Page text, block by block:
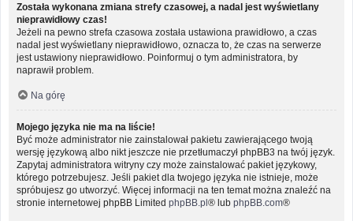
Została wykonana zmiana strefy czasowej, a nadal jest wyświetlany
nieprawidłowy czas!
Jeżeli na pewno strefa czasowa została ustawiona prawidłowo, a czas
nadal jest wyświetlany nieprawidłowo, oznacza to, że czas na serwerze
jest ustawiony nieprawidłowo. Poinformuj o tym administratora, by
naprawił problem.
Na górę
Mojego języka nie ma na liście!
Być może administrator nie zainstalował pakietu zawierającego twoją
wersję językową albo nikt jeszcze nie przetłumaczył phpBB3 na twój język.
Zapytaj administratora witryny czy może zainstalować pakiet językowy,
którego potrzebujesz. Jeśli pakiet dla twojego języka nie istnieje, może
spróbujesz go utworzyć. Więcej informacji na ten temat można znaleźć na
stronie internetowej phpBB Limited phpBB.pl® lub phpBB.com®